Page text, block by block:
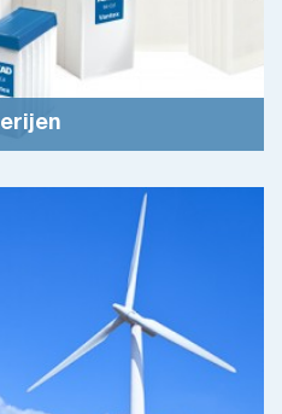
en Luxemburg de distributeur